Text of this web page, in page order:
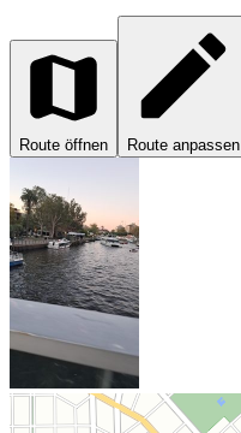
Route öffnen Route anpassen